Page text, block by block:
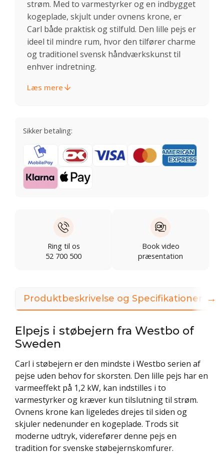
strøm. Med to varmestyrker og en indbygget
kogeplade, skjult under ovnens krone, er
Carl både praktisk og stilfuld. Den lille pejs er
ideel til mindre rum, hvor den tilfører charme
og traditionel svensk håndværkskunst til
enhver indretning.
Læs mere
Sikker betaling:
Ring til os
52 700 500
Book video
præsentation
Produktbeskrivelse og Specifikationer
Elpejs i støbejern fra Westbo of
Sweden
Carl i støbejern er den mindste i Westbo serien af
pejse uden behov for skorsten. Den lille pejs har en
varmeeffekt på 1,2 kW, kan indstilles i to
varmestyrker og kræver kun tilslutning til strøm.
Ovnens krone kan ligeledes drejes til siden og
skjuler nedenunder en kogeplade. Trods sit
moderne udtryk, viderefører denne pejs en
tradition for svenske støbejernskomfurer.
→